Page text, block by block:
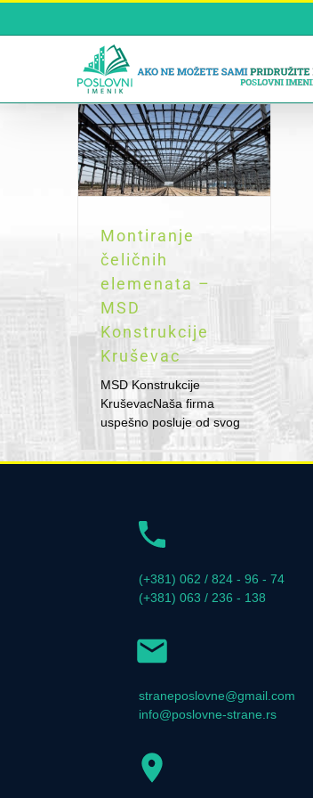
Montiranje
čeličnih
elemenata –
MSD
Konstrukcije
Kruševac
MSD Konstrukcije
KruševacNaša firma
uspešno posluje od svog
(+381) 062 / 824 - 96 - 74
(+381) 063 / 236 - 138
straneposlovne@gmail.com
info@poslovne-strane.rs